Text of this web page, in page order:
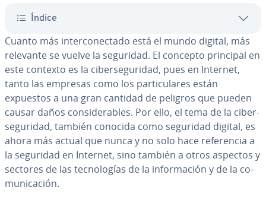
Índice
Cuanto más in­te­r­co­ne­c­ta­do está el mundo digital, más
relevante se vuelve la seguridad. El concepto principal en
este contexto es la ci­be­r­se­gu­ri­dad, pues en Internet,
tanto las empresas como los pa­r­ti­cu­la­res están
expuestos a una gran cantidad de peligros que pueden
causar daños co­n­si­de­ra­bles. Por ello, el tema de la ci­be­r­
se­gu­ri­dad, también conocida como seguridad digital, es
ahora más actual que nunca y no solo hace re­fe­re­n­cia a
la seguridad en Internet, sino también a otros aspectos y
sectores de las te­c­no­lo­gías de la in­fo­r­ma­ción y de la co­
mu­ni­ca­ción.